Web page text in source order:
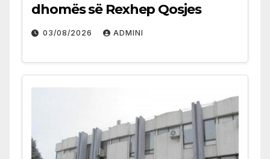
dhomës së Rexhep Qosjes
03/08/2026 ADMINI